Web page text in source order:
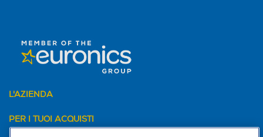
L'AZIENDA
PER I TUOI ACQUISTI